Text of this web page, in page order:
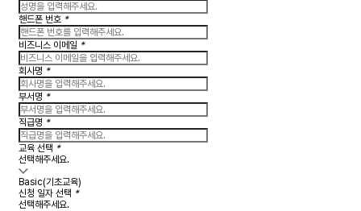
핸드폰 번호 *
비즈니스 이메일 *
회사명 *
부서명 *
직급명 *
교육 선택 *
선택해주세요.
Basic(기초교육)
신청 일자 선택 *
선택해주세요.